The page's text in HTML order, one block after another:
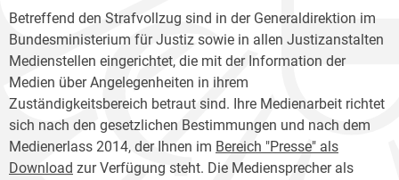
Betreffend den Strafvollzug sind in der Generaldirektion im
Bundesministerium für Justiz sowie in allen Justizanstalten
Medienstellen eingerichtet, die mit der Information der
Medien über Angelegenheiten in ihrem
Zuständigkeitsbereich betraut sind. Ihre Medienarbeit richtet
sich nach den gesetzlichen Bestimmungen und nach dem
Medienerlass 2014, der Ihnen im Bereich "Presse" als
Download zur Verfügung steht. Die Mediensprecher als